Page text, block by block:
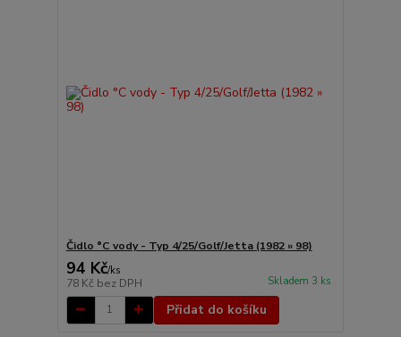
Čidlo °C vody - Typ 4/25/Golf/Jetta (1982 » 98)
94 Kč/ks
78 Kč bez DPH Skladem 3 ks
Přidat do košíku